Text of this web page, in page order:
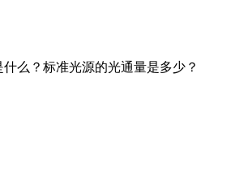
么？标准光源的光通量是多少？